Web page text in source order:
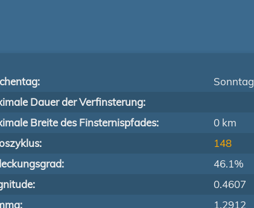
Sonntag
Dauer der Verfinsterung:
Breite des Finsternispfades:
0 km
148
46.1%
0.4607
1.2912